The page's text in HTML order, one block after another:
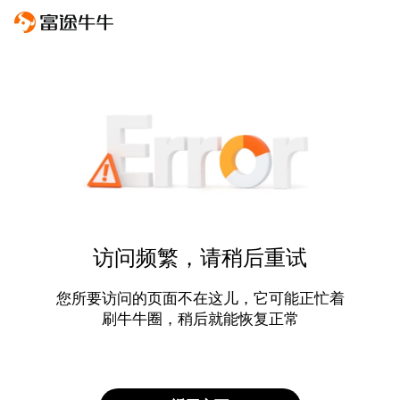
访问频繁，请稍后重试
您所要访问的页面不在这儿，它可能正忙着
刷牛牛圈，稍后就能恢复正常